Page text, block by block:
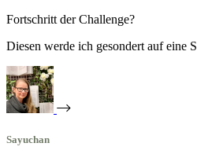
Fortschritt der Challenge?
Diesen werde ich gesondert auf eine
Sayuchan